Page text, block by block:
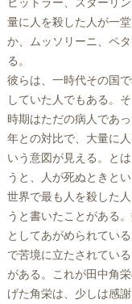
量に人を殺した人が一
か、ムッソリーニ、ペ
る。
彼らは、一時代その国
していた人でもある。
時期はただの病人であ
年との対比で、大量に
いう意図が見える。と
うと、人が死ぬときと
世界で最も人を殺した
うと書いたことがある
としてあがめられてい
で苦境に立たされてい
がある。これが田中角
げた角栄は、少しは感